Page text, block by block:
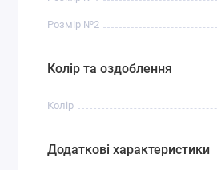
Розмір №2
Колір та оздоблення
Колір
Додаткові характеристики